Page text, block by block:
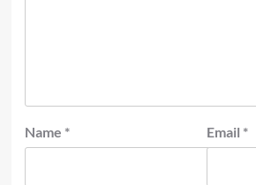
Name * Email *